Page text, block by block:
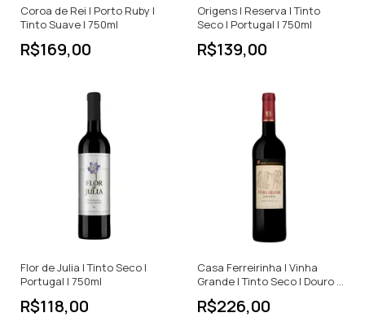
Coroa de Rei | Porto Ruby |
Tinto Suave | 750ml
R$169,00
Origens | Reserva | Tinto
Seco | Portugal | 750ml
R$139,00
Flor de Julia | Tinto Seco |
Portugal | 750ml
R$118,00
Casa Ferreirinha | Vinha
Grande | Tinto Seco | Douro |
R$226,00